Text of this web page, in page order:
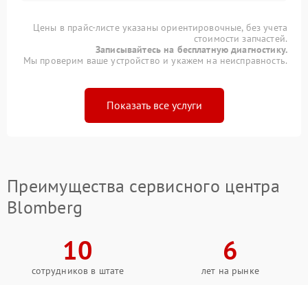
Цены в прайс-листе указаны ориентировочные, без учета
стоимости запчастей.
Записывайтесь на бесплатную диагностику.
Мы проверим ваше устройство и укажем на неисправность.
Показать все услуги
Преимущества сервисного центра
Blomberg
10
сотрудников в штате
6
лет на рынке